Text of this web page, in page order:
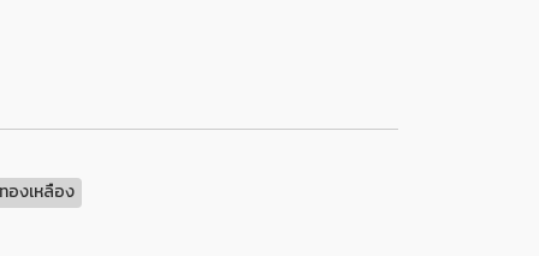
องเหลือง